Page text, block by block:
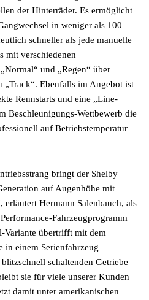
der Hinterräder. Es ermöglicht
in weniger als 100
schneller als jede manuelle
mit verschiedenen
und „Regen“ über
„Track“. Ebenfalls im Angebot ist
Rennstarts und eine „Line-
Beschleunigungs-Wettbewerb die
auf Betriebstemperatur
bringt der Shelby
auf Augenhöhe mit
erläutert Hermann Salenbauch, als
Fahrzeugprogramm
Variante übertrifft mit dem
in einem Serienfahrzeug
schaltenden Getriebe
sie für viele unserer Kunden
damit unter amerikanischen